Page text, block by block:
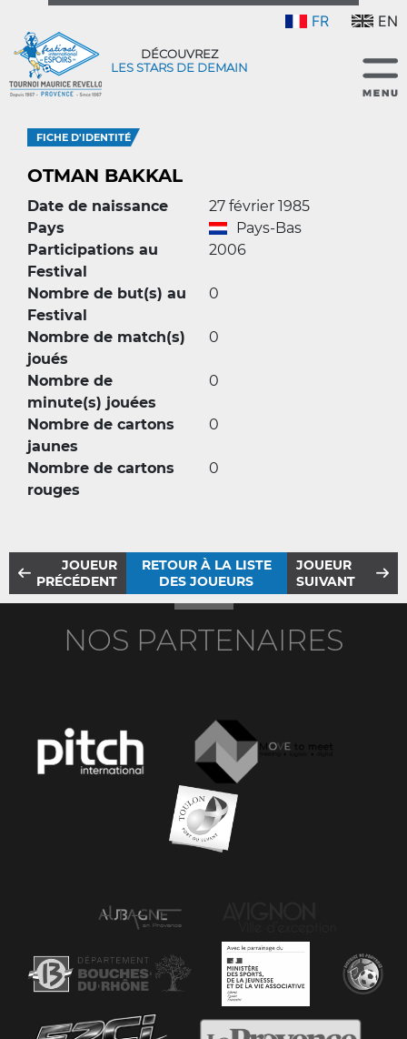
FR EN
DÉCOUVREZ
LES STARS DE DEMAIN
FICHE D'IDENTITÉ
OTMAN BAKKAL
Date de naissance
27 février 1985
Pays
Pays-Bas
Participations au
Festival
2006
Nombre de but(s) au
Festival
0
Nombre de match(s)
joués
0
Nombre de
minute(s) jouées
0
Nombre de cartons
jaunes
0
Nombre de cartons
rouges
0
JOUEUR
PRÉCÉDENT
RETOUR À LA LISTE
DES JOUEURS
JOUEUR
SUIVANT
NOS PARTENAIRES